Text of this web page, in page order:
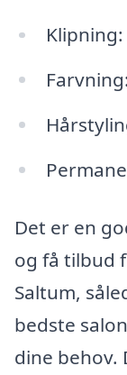
Klipning:
Det er en
og få tilbud
Saltum,
bedste
dine behov.